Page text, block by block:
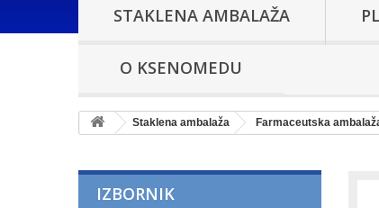
STAKLENA AMBALAŽA
O KSENOMEDU
Staklena ambalaža Farmaceutska
IZBORNIK